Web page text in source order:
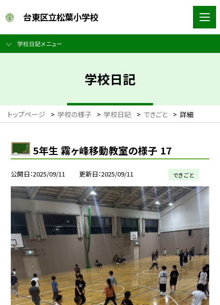
台東区立松葉小学校
学校日記メニュー
学校日記
トップページ > 学校の様子 > 学校日記 > できごと > 詳細
5年生 霧ヶ峰移動教室の様子 17
公開日 2025/09/11 更新日 2025/09/11 できごと